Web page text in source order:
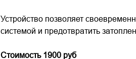
Устройство позволяет
системой и предотвратить
Стоимость 1900 руб